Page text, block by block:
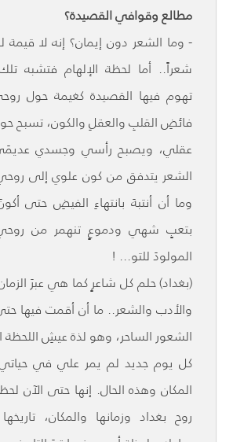
مطالع وقوافي القصيدة؟
- وما الشعر دون إيمان؟ إنه لا قيمة
شعراً.. أما لحظة الإلهام فتشبه تلك
تهوم فيها القصيدة كغيمة حول
فائضِ القلبِ والعقلِ والكون، تسبح
عقلي، ويصبح رأسي وجسدي عديمَيْ
الشعر يتدفق من كون علوي إلى روحي
وما أن أنتبهَ بانتهاءِ الفيضِ حتى
بتعبٍ شهي ودموعٍ تنهمر من
المولودَ للتو... !
(بغداد) حلم كل شاعرٍ كما هي عبرَ
والأدب والشعر.. ما أن أقمت فيها
الشعور الساحر، وهو لذة عيشِ اللحظة
كل يوم جديد لم يمر علي في حياتي
المكان وهذه الحال. إنها حتى الآن
روح بغداد وزمانها والمكان،